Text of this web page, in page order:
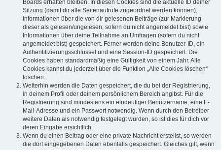
Boards erhalten bleiben. In diesen Cookies sind die aktuelle ID deiner
Sitzung (damit dir alle Seitenaufrufe zugeordnet werden können),
Informationen über die von dir gelesenen Beiträge (zur Markierung
dieser als gelesen/ungelesen; sofern du nicht angemeldet bist) sowie
Informationen über deine Teilnahme an Umfragen (sofern du nicht
angemeldet bist) gespeichert. Ferner werden deine Benutzer-ID, ein
Authentifizierungsschlüssel und eine Session-ID gespeichert. Die
Cookies haben standardmäßig eine Gültigkeit von einem Jahr. Alle
Cookies kannst du jederzeit über die Funktion „Alle Cookies löschen“
löschen.
Weiterhin werden die Daten gespeichert, die du bei der Registrierung,
in deinem Profil oder deinem persönlichem Bereich angibst. Für die
Registrierung sind mindestens ein eindeutiger Benutzername, eine E-
Mail-Adresse und ein Passwort notwendig. Wenn durch den Betreiber
weitere Daten als notwendig festgelegt wurden, so ist dies für dich vor
deren Eingabe ersichtlich.
Wenn du einen Beitrag oder eine private Nachricht erstellst, so werden
die dort eingegebenen Daten ebenfalls gespeichert. Gleiches gilt, wenn